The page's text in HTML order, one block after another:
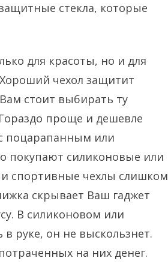
стекла, которые
для красоты, но и для
чехол защитит
стоит выбирать ту
проще и дешевле
поцарапанным или
покупают силиконовые или
спортивные чехлы слишком
скрывает Ваш гаджет
В силиконовом или
руке, он не выскользнет.
на них денег.